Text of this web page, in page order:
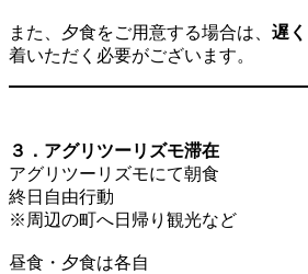
また、夕食をご用意する場合は、 遅
着いただく必要がございます。
３．アグリツーリズモ滞在
アグリツーリズモにて朝食
終日自由行動
※周辺の町へ日帰り観光など
昼食・夕食は各自